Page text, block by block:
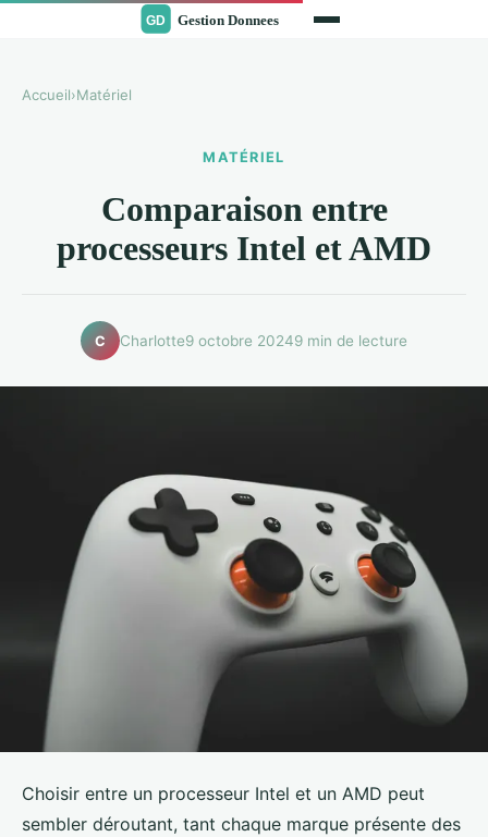
Accueil›Matériel
MATÉRIEL
Comparaison entre
processeurs Intel et AMD
C Charlotte9 octobre 20249 min de lecture
Choisir entre un processeur Intel et un AMD peut
sembler déroutant, tant chaque marque présente des